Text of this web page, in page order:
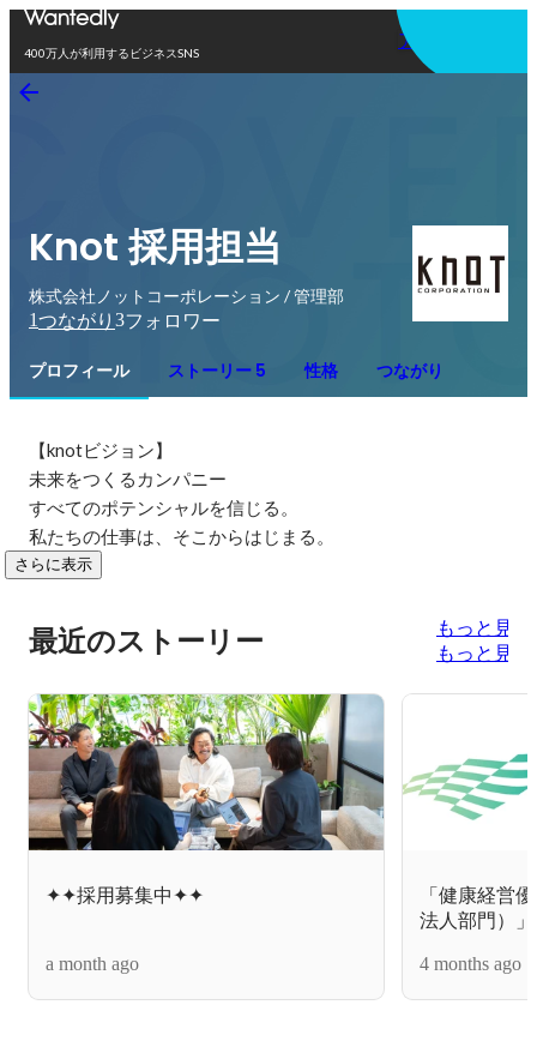
400万人が利用するビジネスSNS
アプリを使う
Knot 採用担当
株式会社ノットコーポレーション / 管理部
1つながり 3フォロワー
プロフィール ストーリー 5 性格 つながり
【knotビジョン】
未来をつくるカンパニー
すべてのポテンシャルを信じる。
私たちの仕事は、そこからはじまる。
さらに表示
最近のストーリー
もっと見る
もっと見る
✦✦採用募集中✦✦
a month ago
「健康経営
法人部門）
4 months ago